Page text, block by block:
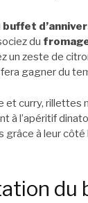
buffet
du
un zeste de
fera gagner du
et curry, rillettes
à l’apéritif
grâce à leur
du